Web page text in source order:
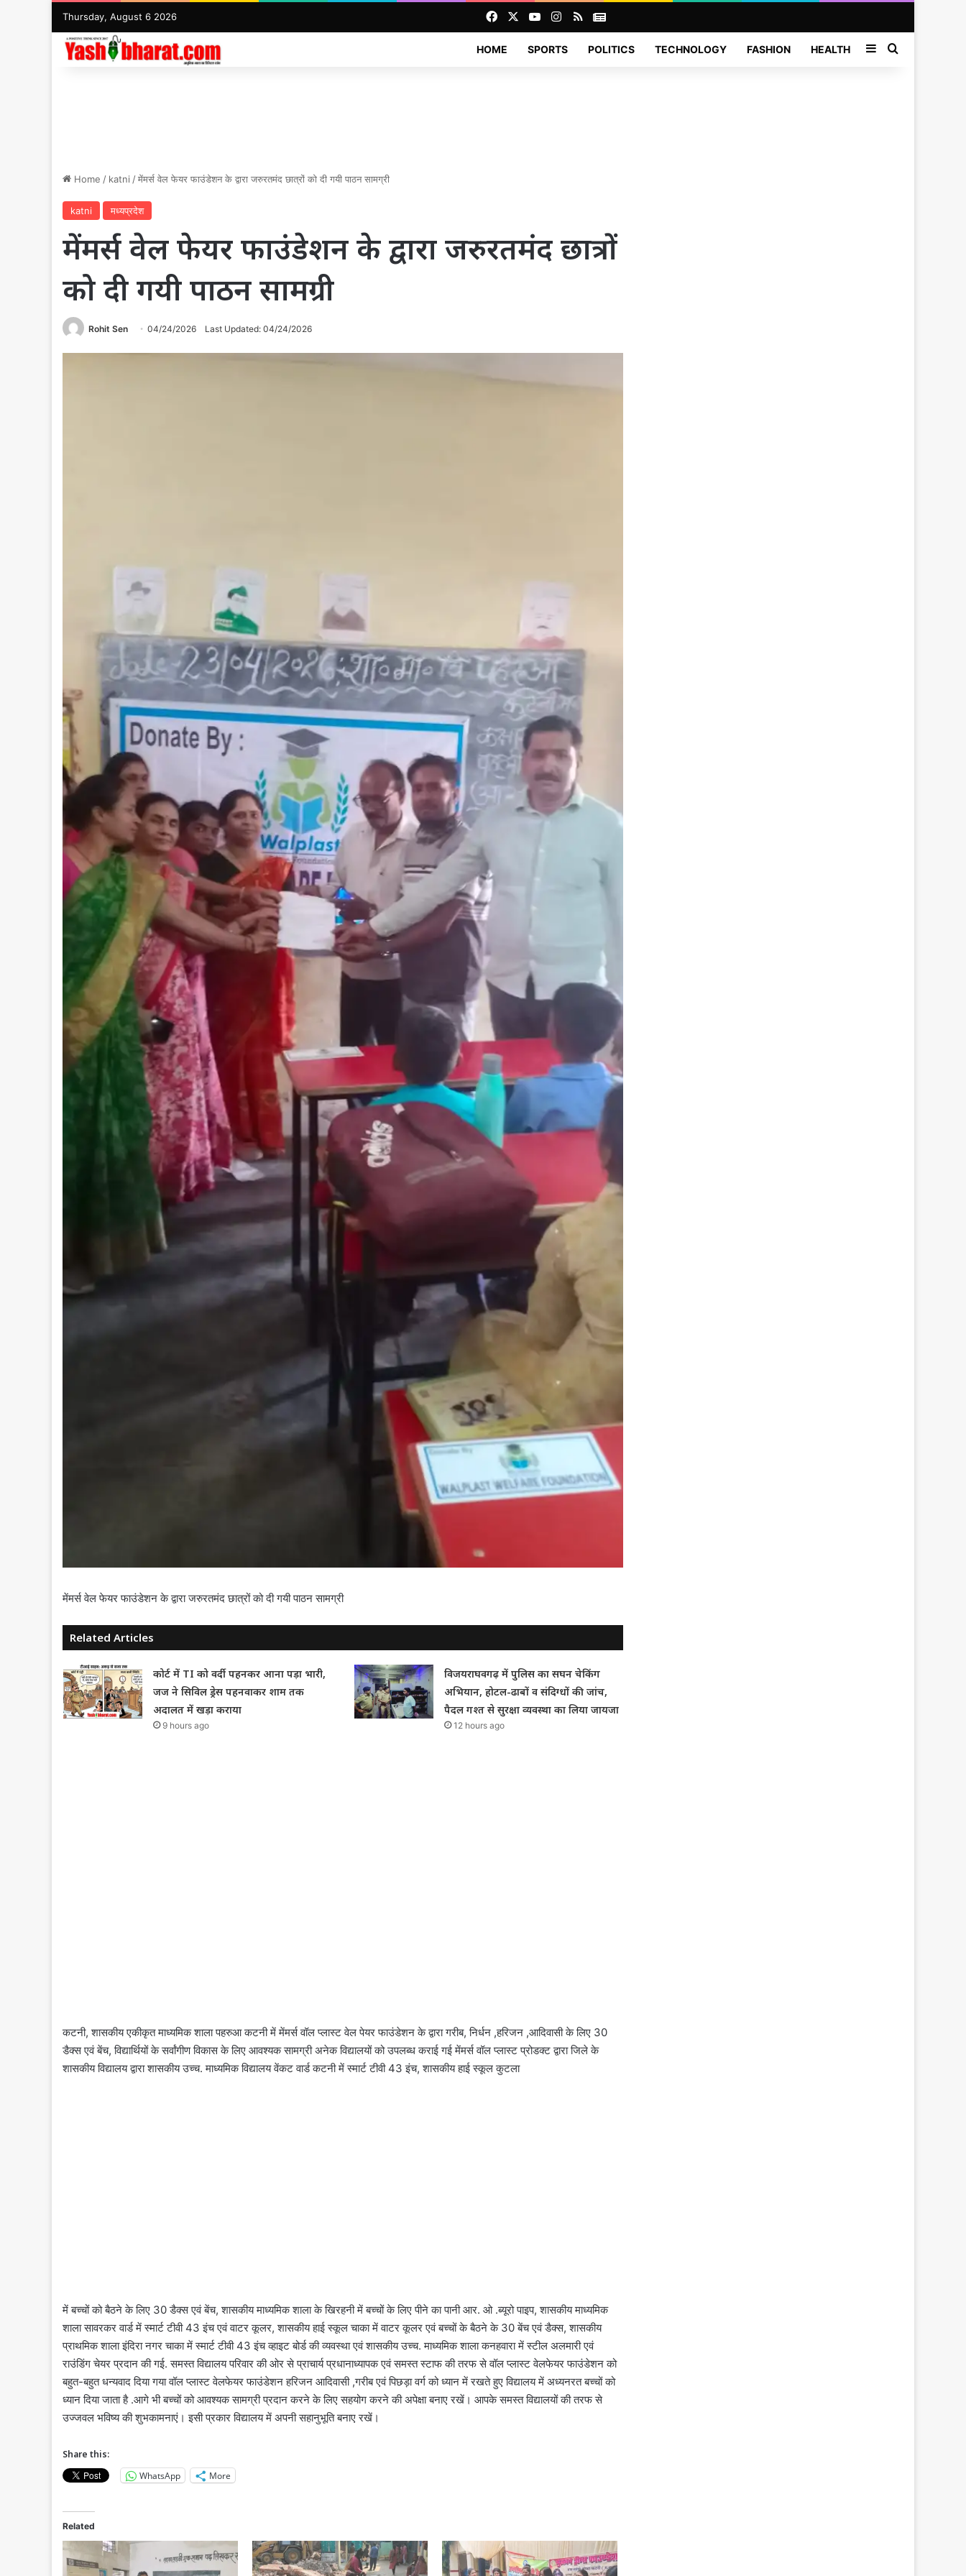
Thursday, August 6 2026 FacebookYouTubeInstagram
RSSNews
HOME SPORTS POLITICS TECHNOLOGY FASHION HEALTH SidebarSearch for
Home / katni /मेंमर्स वेल फेयर फाउंडेशन के द्वारा जरुरतमंद छात्रों को दी गयी पाठन सामग्री
katni मध्यप्रदेश
मेंमर्स वेल फेयर फाउंडेशन के द्वारा जरुरतमंद छात्रों
को दी गयी पाठन सामग्री
Rohit Sen 04/24/2026 Last Updated: 04/24/2026
मेंमर्स वेल फेयर फाउंडेशन के द्वारा जरुरतमंद छात्रों को दी गयी पाठन सामग्री
Related Articles
कोर्ट में TI को वर्दी पहनकर आना पड़ा भारी,
जज ने सिविल ड्रेस पहनवाकर शाम तक
अदालत में खड़ा कराया
9 hours ago
विजयराघवगढ़ में पुलिस का सघन चेकिंग
अभियान, होटल-ढाबों व संदिग्धों की जांच,
पैदल गश्त से सुरक्षा व्यवस्था का लिया जायजा
12 hours ago
कटनी, शासकीय एकीकृत माध्यमिक शाला पहरुआ कटनी में मेंमर्स वॉल प्लास्ट वेल पेयर फाउंडेशन के द्वारा गरीब, निर्धन ,हरिजन ,आदिवासी के लिए 30
डैक्स एवं बेंच, विद्यार्थियों के सर्वांगीण विकास के लिए आवश्यक सामग्री अनेक विद्यालयों को उपलब्ध कराई गई मेंमर्स वॉल प्लास्ट प्रोडक्ट द्वारा जिले के
शासकीय विद्यालय द्वारा शासकीय उच्च. माध्यमिक विद्यालय वेंकट वार्ड कटनी में स्मार्ट टीवी 43 इंच, शासकीय हाई स्कूल कुटला
में बच्चों को बैठने के लिए 30 डैक्स एवं बेंच, शासकीय माध्यमिक शाला के खिरहनी में बच्चों के लिए पीने का पानी आर. ओ .ब्यूरो पाइप, शासकीय माध्यमिक
शाला सावरकर वार्ड में स्मार्ट टीवी 43 इंच एवं वाटर कूलर, शासकीय हाई स्कूल चाका में वाटर कूलर एवं बच्चों के बैठने के 30 बेंच एवं डैक्स, शासकीय
प्राथमिक शाला इंदिरा नगर चाका में स्मार्ट टीवी 43 इंच व्हाइट बोर्ड की व्यवस्था एवं शासकीय उच्च. माध्यमिक शाला कनहवारा में स्टील अलमारी एवं
राउंडिंग चेयर प्रदान की गई. समस्त विद्यालय परिवार की ओर से प्राचार्य प्रधानाध्यापक एवं समस्त स्टाफ की तरफ से वॉल प्लास्ट वेलफेयर फाउंडेशन को
बहुत-बहुत धन्यवाद दिया गया वॉल प्लास्ट वेलफेयर फाउंडेशन हरिजन आदिवासी ,गरीब एवं पिछड़ा वर्ग को ध्यान में रखते हुए विद्यालय में अध्यनरत बच्चों को
ध्यान दिया जाता है .आगे भी बच्चों को आवश्यक सामग्री प्रदान करने के लिए सहयोग करने की अपेक्षा बनाए रखें। आपके समस्त विद्यालयों की तरफ से
उज्जवल भविष्य की शुभकामनाएं। इसी प्रकार विद्यालय में अपनी सहानुभूति बनाए रखें।
Share this:
WhatsApp
More
Related